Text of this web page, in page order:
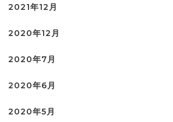
2021年12月
2020年12月
2020年7月
2020年6月
2020年5月